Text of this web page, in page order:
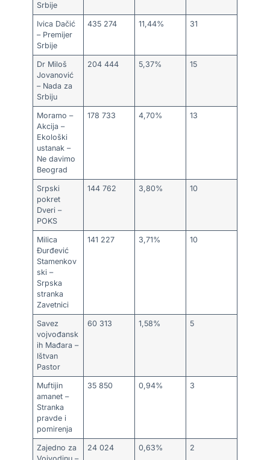
Srbije
Ivica Dačić
– Premijer
Srbije
435 274 11,44% 31
Dr Miloš
Jovanović
– Nada za
Srbiju
204 444 5,37% 15
Moramo –
Akcija –
Ekološki
ustanak –
Ne davimo
Beograd
178 733 4,70% 13
Srpski
pokret
Dveri –
POKS
144 762 3,80% 10
Milica
Đurđević
Stamenkov
ski –
Srpska
stranka
Zavetnici
141 227 3,71% 10
Savez
vojvođansk
ih Mađara –
Ištvan
Pastor
60 313 1,58% 5
Muftijin
amanet –
Stranka
pravde i
pomirenja
35 850 0,94% 3
Zajedno za
24 024 0,63% 2